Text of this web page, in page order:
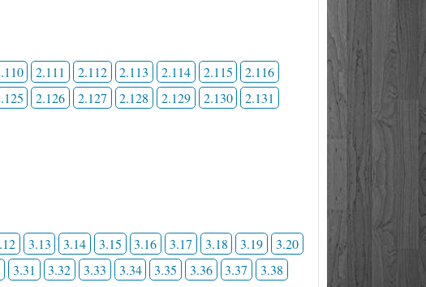
2.111 2.112 2.113 2.114 2.115
2.116
2.126 2.127 2.128 2.129 2.130
2.131
3.13 3.14 3.15 3.16 3.17 3.18 3.19
3.20
3.31 3.32 3.33 3.34 3.35 3.36 3.37 3.38